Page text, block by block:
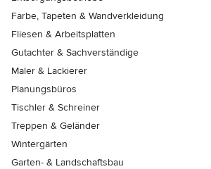
Farbe, Tapeten & Wandverkleidung
Fliesen & Arbeitsplatten
Gutachter & Sachverständige
Maler & Lackierer
Planungsbüros
Tischler & Schreiner
Treppen & Geländer
Wintergärten
Garten- & Landschaftsbau